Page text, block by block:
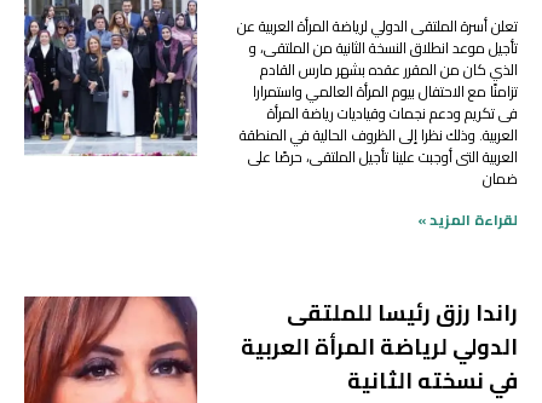
تعلن أسرة الملتقى الدولي لرياضة المرأة العربية عن
تأجيل موعد انطلاق النسخة الثانية من الملتقى، و
الذي كان من المقرر عقده بشهر مارس القادم
تزامنًا مع الاحتفال بيوم المرأة العالمي واستمرارا
فى تكريم ودعم نجمات وقياديات رياضة المرأة
العربية. وذلك نظرا إلى الظروف الحالية في المنطقة
العربية التى أوجبت علينا تأجيل الملتقى، حرصًا على
ضمان
لقراءة المزيد »
راندا رزق رئيسا للملتقى
الدولي لرياضة المرأة العربية
في نسخته الثانية